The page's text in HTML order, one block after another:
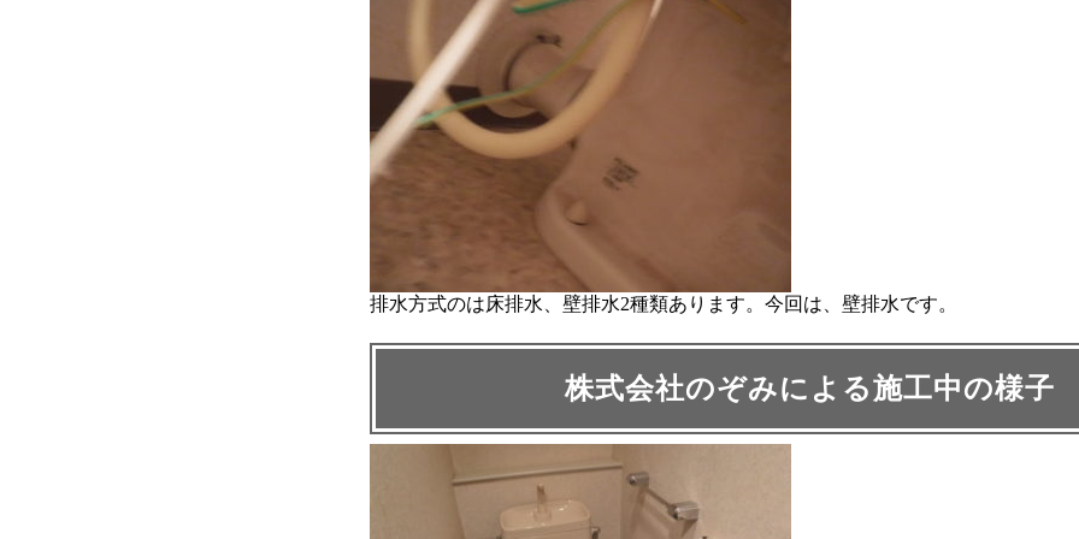
排水方式のは床排水、壁排水2種類あります。今回は、壁排水です。
株式会社のぞみによる施工中の様子